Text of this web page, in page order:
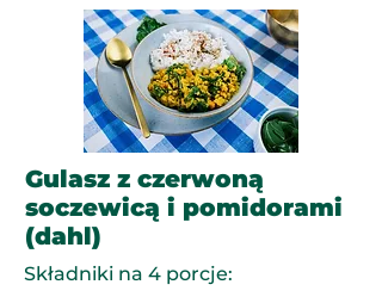
Gulasz z czerwoną
soczewicą i pomidorami
(dahl)
Składniki na 4 porcje: